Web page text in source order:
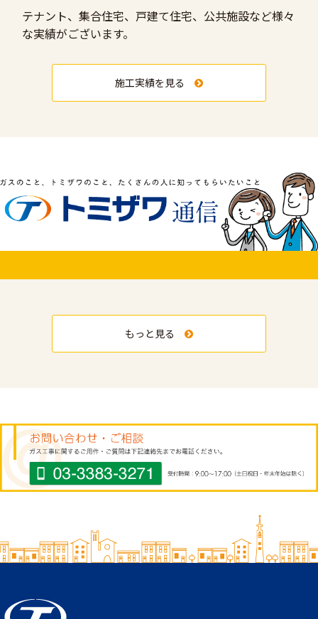
テナント、集合住宅、戸建て住宅、公共施設など様々
な実績がございます。
施工実績を見る
もっと見る